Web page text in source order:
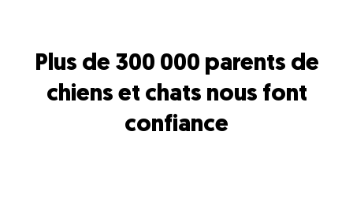
Plus de 300 000 parents de
chiens et chats nous font
confiance